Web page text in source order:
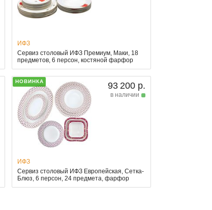
ИФЗ
Сервиз столовый ИФЗ Премиум, Маки, 18
предметов, 6 персон, костяной фарфор
НОВИНКА 93 200 р.
в наличии
ИФЗ
Сервиз столовый ИФЗ Европейская, Сетка-
Блюз, 6 персон, 24 предмета, фарфор